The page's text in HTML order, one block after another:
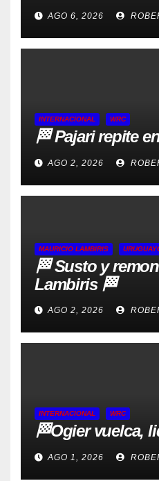
AGO 6, 2026
INTERNACIONAL WRC
🏁 Pajari repite
AGO 2, 2026
MAURICIO LAMBIRIS
🏁 Susto y
Lambiris 🏁
AGO 2, 2026
INTERNACIONAL WRC
🏁Ogier vuelca,
AGO 1, 2026